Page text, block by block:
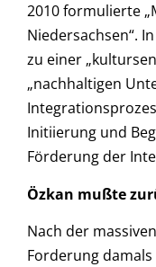
2010 formulierte
Niedersachsen“.
zu einer
„nachhaltigen
Initiierung und
Förderung der
Özkan mußte
Nach der
Forderung